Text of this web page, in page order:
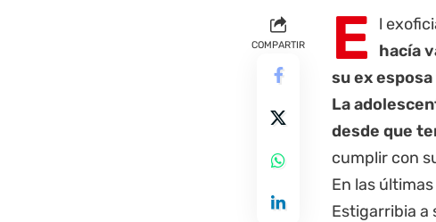
COMPARTIR E l
hacía
su ex
La
desde que
cumplir con
En las
Estigarribia a